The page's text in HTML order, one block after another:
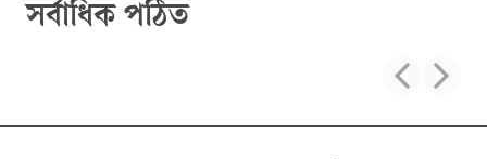
সর্বাধিক পঠিত